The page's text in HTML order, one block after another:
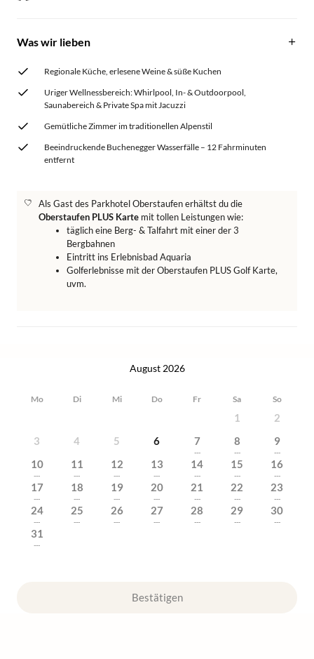
Was wir lieben
Regionale Küche, erlesene Weine & süße Kuchen
Uriger Wellnessbereich: Whirlpool, In- & Outdoorpool,
Saunabereich & Private Spa mit Jacuzzi
Gemütliche Zimmer im traditionellen Alpenstil
Beeindruckende Buchenegger Wasserfälle – 12 Fahrminuten
entfernt
Als Gast des Parkhotel Oberstaufen erhältst du die
Oberstaufen PLUS Karte mit tollen Leistungen wie:
täglich eine Berg- & Talfahrt mit einer der 3
Bergbahnen
Eintritt ins Erlebnisbad Aquaria
Golferlebnisse mit der Oberstaufen PLUS Golf Karte,
uvm.
August 2026
Mo Di Mi Do Fr Sa So
1
2
3
4 5 6 7
---
8
---
9
---
10
---
11
---
12
---
13
---
14
---
15
---
16
---
17
---
18
---
19
---
20
---
21
---
22
---
23
---
24
---
25
---
26
---
27
---
28
---
29
---
30
---
31
---
Bestätigen